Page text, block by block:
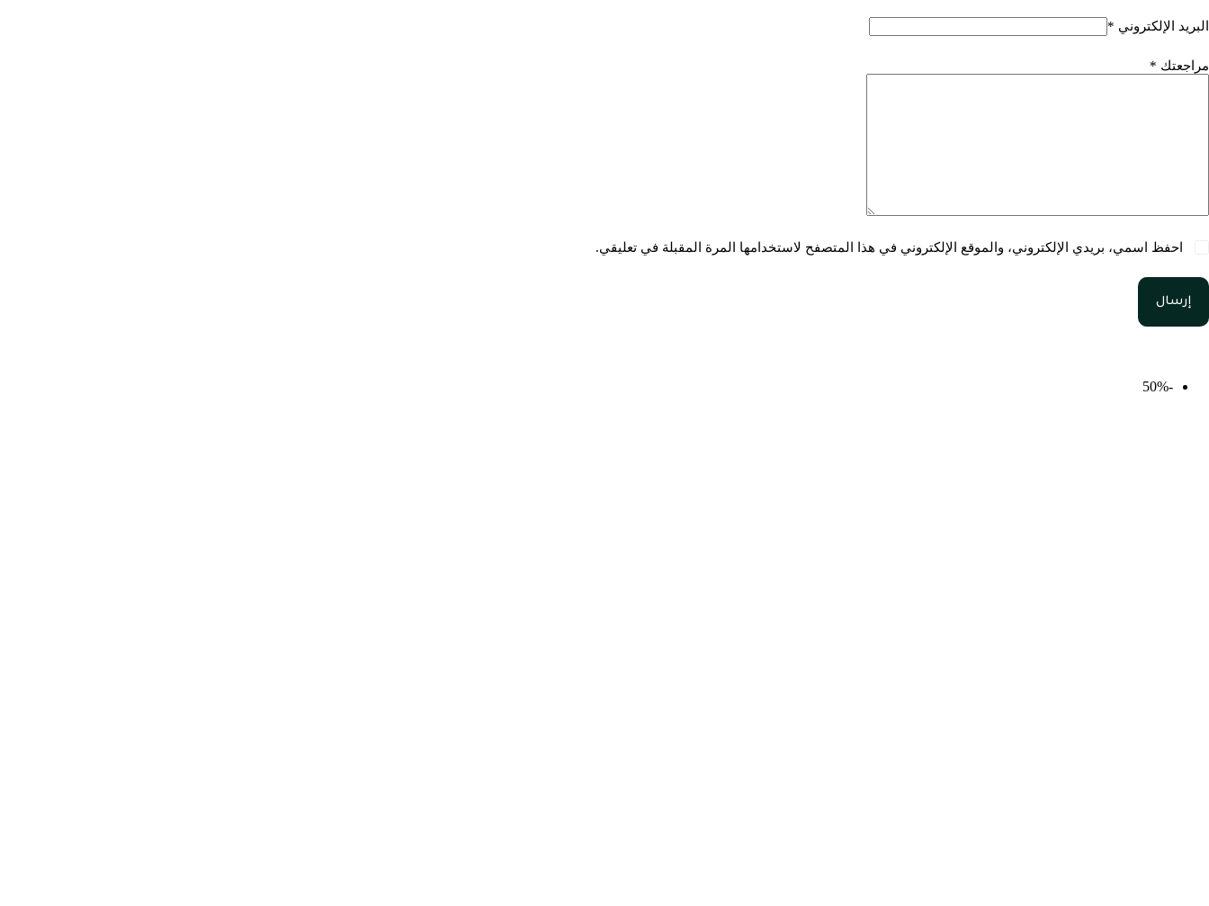
البريد الإلكتروني *
مراجعتك *
احفظ اسمي، بريدي الإلكتروني، والموقع الإلكتروني في هذا المتصفح لاستخدامها المرة المقبلة في تعليقي.
إرسال
-50%